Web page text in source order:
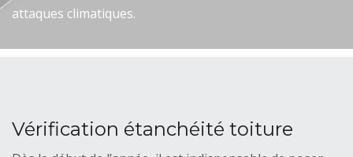
attaques climatiques.
Vérification étanchéité toiture